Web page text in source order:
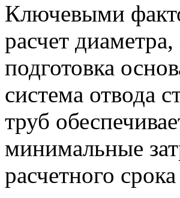
Ключевыми
расчет
подготовка
система отвода
труб
минимальные
расчетного